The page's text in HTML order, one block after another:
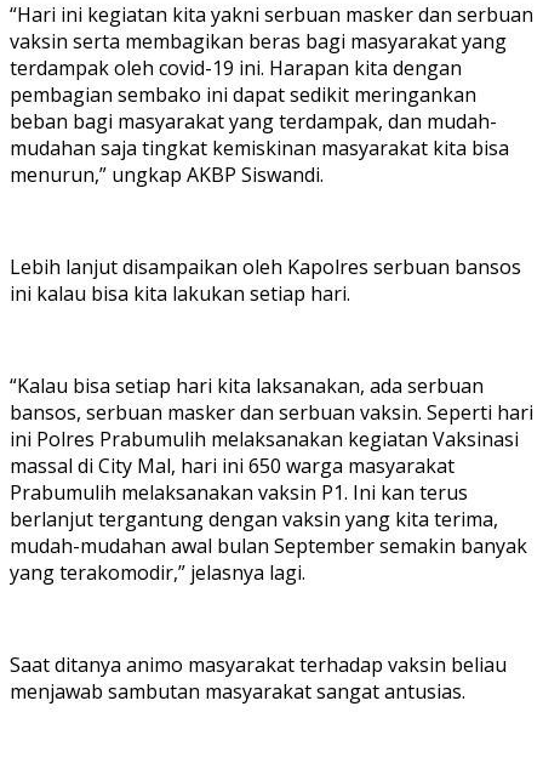
“Hari ini kegiatan kita yakni serbuan masker dan serbuan
vaksin serta membagikan beras bagi masyarakat yang
terdampak oleh covid-19 ini. Harapan kita dengan
pembagian sembako ini dapat sedikit meringankan
beban bagi masyarakat yang terdampak, dan mudah-
mudahan saja tingkat kemiskinan masyarakat kita bisa
menurun,” ungkap AKBP Siswandi.
Lebih lanjut disampaikan oleh Kapolres serbuan bansos
ini kalau bisa kita lakukan setiap hari.
“Kalau bisa setiap hari kita laksanakan, ada serbuan
bansos, serbuan masker dan serbuan vaksin. Seperti hari
ini Polres Prabumulih melaksanakan kegiatan Vaksinasi
massal di City Mal, hari ini 650 warga masyarakat
Prabumulih melaksanakan vaksin P1. Ini kan terus
berlanjut tergantung dengan vaksin yang kita terima,
mudah-mudahan awal bulan September semakin banyak
yang terakomodir,” jelasnya lagi.
Saat ditanya animo masyarakat terhadap vaksin beliau
menjawab sambutan masyarakat sangat antusias.